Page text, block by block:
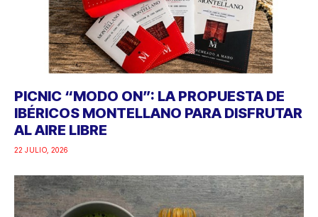
PICNIC “MODO ON”: LA PROPUESTA DE
IBÉRICOS MONTELLANO PARA DISFRUTAR
AL AIRE LIBRE
22 JULIO, 2026